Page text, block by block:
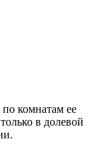
комнатам ее
в долевой